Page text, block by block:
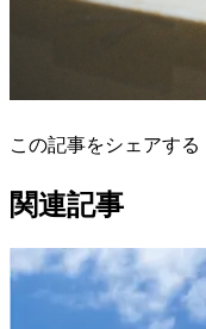
この記事をシェアする
関連記事